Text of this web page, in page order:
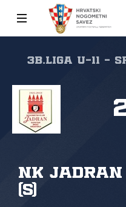
3B.liga U-11 -
NK Jadran
(S)